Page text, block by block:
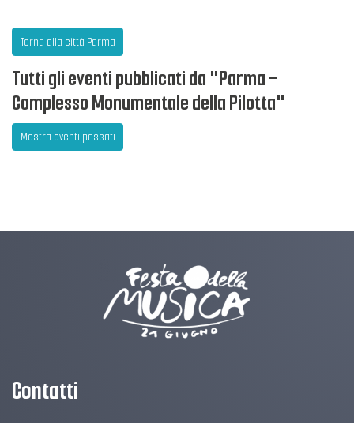
Torna alla città Parma
Tutti gli eventi pubblicati da "Parma -
Complesso Monumentale della Pilotta"
Mostra eventi passati
Contatti